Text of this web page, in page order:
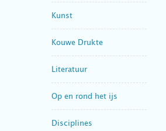
Kunst
Kouwe Drukte
Literatuur
Op en rond het ijs
Disciplines